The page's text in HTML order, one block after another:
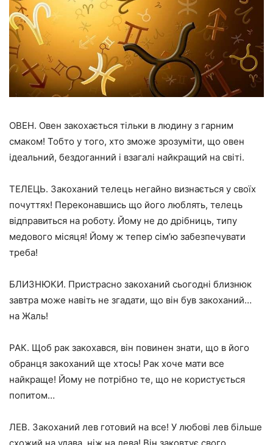
ОВЕН. Овен закохається тільки в людину з гарним
смаком! Тобто у того, хто зможе зрозуміти, що овен
ідеальний, бездоганний і взагалі найкращий на світі.
ТЕЛЕЦЬ. Закоханий телець негайно визнається у своїх
почуттях! Переконавшись що його люблять, телець
відправиться на роботу. Йому не до дрібниць, типу
медового місяця! Йому ж тепер сім’ю забезпечувати
треба!
БЛИЗНЮКИ. Пристрасно закоханий сьогодні близнюк
завтра може навіть не згадати, що він був закоханий…
на Жаль!
РАК. Щоб рак закохався, він повинен знати, що в його
обранця закоханий ще хтось! Рак хоче мати все
найкраще! Йому не потрібно те, що не користується
попитом…
ЛЕВ. Закоханий лев готовий на все! У любові лев більше